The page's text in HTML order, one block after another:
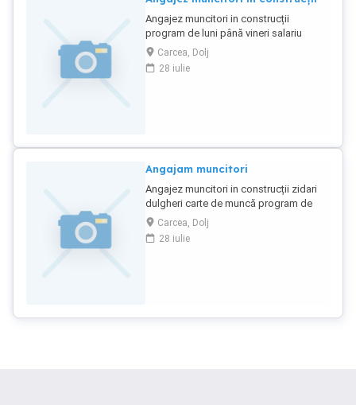
Angajez muncitori in construcții
program de luni până vineri salariu
motivant contract de munca
Carcea, Dolj
28 iulie
Angajam muncitori
Angajez muncitori in construcții zidari
dulgheri carte de muncă program de
luni până vineri
Carcea, Dolj
28 iulie